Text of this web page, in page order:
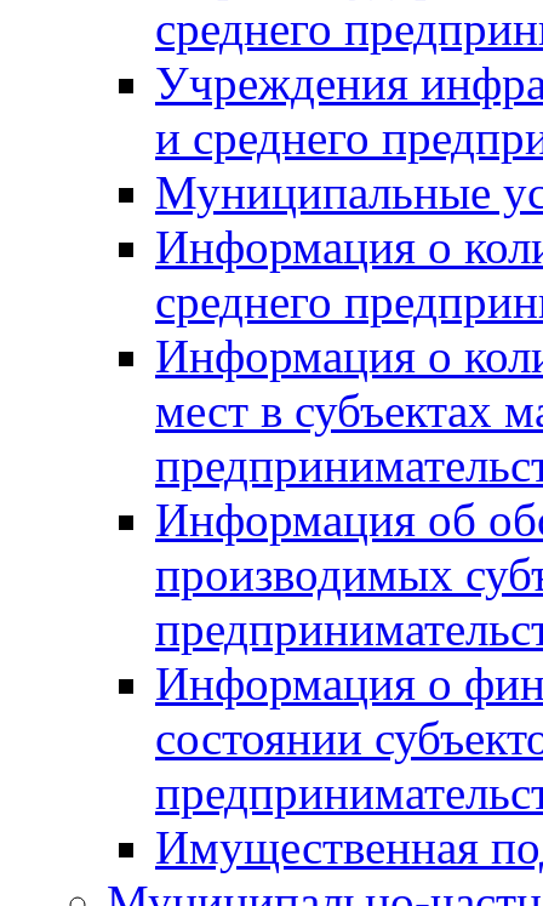
среднего
Учреждения
и среднего
Муниципальные
Информация о
среднего
Информация о
мест в субъектах
Информация об
производимых
Информация о
состоянии
Имущественная